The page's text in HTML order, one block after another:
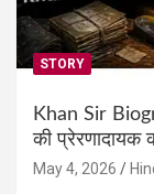
STORY
Khan Sir
की प्रेरणादायक
May 4, 2026